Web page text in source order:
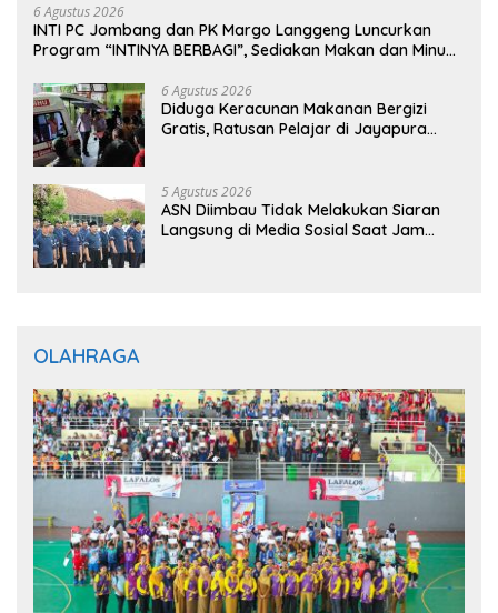
6 Agustus 2026
INTI PC Jombang dan PK Margo Langgeng Luncurkan
Program “INTINYA BERBAGI”, Sediakan Makan dan Minum
6 Agustus 2026
Diduga Keracunan Makanan Bergizi
Gratis, Ratusan Pelajar di Jayapura
5 Agustus 2026
ASN Diimbau Tidak Melakukan Siaran
Langsung di Media Sosial Saat Jam
OLAHRAGA